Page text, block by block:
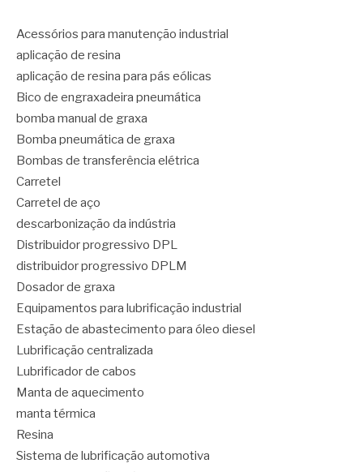
Acessórios para manutenção industrial
aplicação de resina
aplicação de resina para pás eólicas
Bico de engraxadeira pneumática
bomba manual de graxa
Bomba pneumática de graxa
Bombas de transferência elétrica
Carretel
Carretel de aço
descarbonização da indústria
Distribuidor progressivo DPL
distribuidor progressivo DPLM
Dosador de graxa
Equipamentos para lubrificação industrial
Estação de abastecimento para óleo diesel
Lubrificação centralizada
Lubrificador de cabos
Manta de aquecimento
manta térmica
Resina
Sistema de lubrificação automotiva